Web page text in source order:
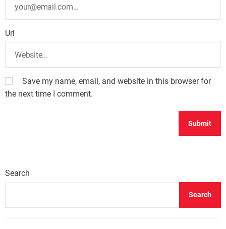
Url
Save my name, email, and website in this browser for
the next time I comment.
Search
Search